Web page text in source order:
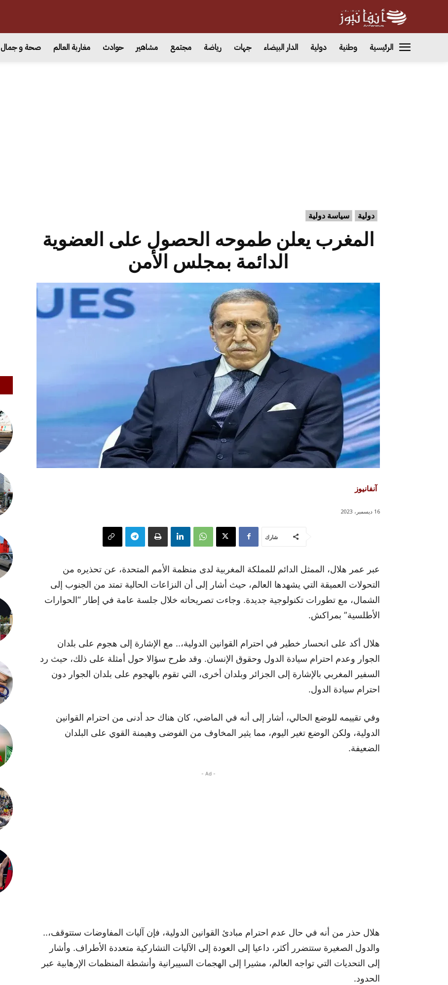
الرئيسية وطنية دولية الدار البيضاء جهات رياضة مجتمع مشاهير حوادث مغاربة العالم صحة و جمال
دولية سياسة دولية
المغرب يعلن طموحه الحصول على العضوية
الدائمة بمجلس الأمن
آنفانيوز
16 ديسمبر، 2023
شارك
عبر عمر هلال، الممثل الدائم للمملكة المغربية لدى منظمة الأمم المتحدة، عن تحذيره من
التحولات العميقة التي يشهدها العالم، حيث أشار إلى أن النزاعات الحالية تمتد من الجنوب إلى
الشمال، مع تطورات تكنولوجية جديدة. وجاءت تصريحاته خلال جلسة عامة في إطار “الحوارات
الأطلسية” بمراكش.
هلال أكد على انحسار خطير في احترام القوانين الدولية،.. مع الإشارة إلى هجوم على بلدان
الجوار وعدم احترام سيادة الدول وحقوق الإنسان. وقد طرح سؤالا حول أمثلة على ذلك، حيث رد
السفير المغربي بالإشارة إلى الجزائر وبلدان أخرى، التي تقوم بالهجوم على بلدان الجوار دون
احترام سيادة الدول.
وفي تقييمه للوضع الحالي، أشار إلى أنه في الماضي، كان هناك حد أدنى من احترام القوانين
الدولية، ولكن الوضع تغير اليوم، مما يثير المخاوف من الفوضى وهيمنة القوي على البلدان
الضعيفة.
- Ad -
هلال حذر من أنه في حال عدم احترام مبادئ القوانين الدولية، فإن آليات المفاوضات ستتوقف،..
والدول الصغيرة ستتضرر أكثر، داعيا إلى العودة إلى الآليات التشاركية متعددة الأطراف. وأشار
إلى التحديات التي تواجه العالم، مشيرا إلى الهجمات السيبرانية وأنشطة المنظمات الإرهابية عبر
الحدود.